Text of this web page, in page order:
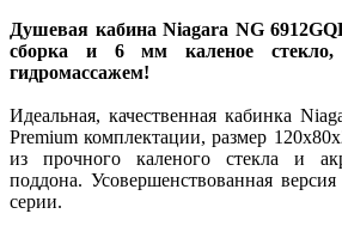
Душевая кабина Niagara NG
сборка и 6 мм каленое стекло,
гидромассажем!
Идеальная, качественная кабинка
Premium комплектации, размер
из прочного каленого стекла и
поддона. Усовершенствованная
серии.